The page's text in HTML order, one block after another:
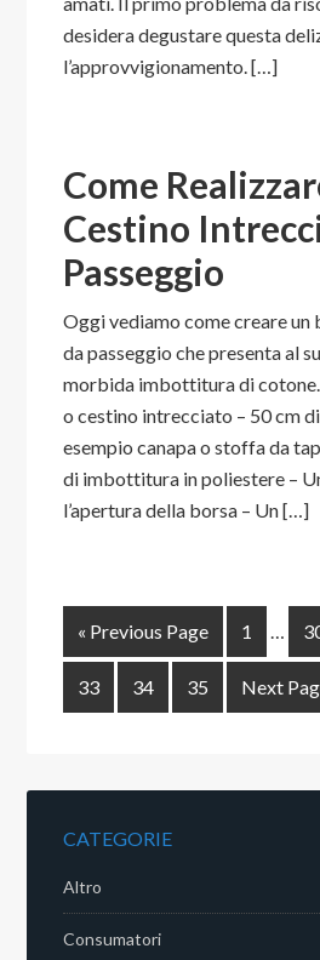
desidera degustare questa
l’approvvigionamento. […]
Come
Cestino
Passeggio
Oggi vediamo come creare un
da passeggio che presenta al
morbida imbottitura di
o cestino intrecciato – 50 cm
esempio canapa o stoffa da
di imbottitura in poliestere –
l’apertura della borsa – Un […]
« Previous Page 1 …
33 34 35 Next
CATEGORIE
Altro
Consumatori